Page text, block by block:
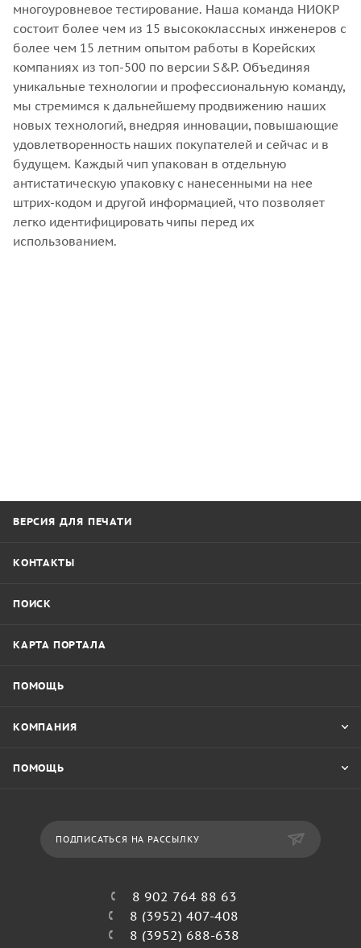
многоуровневое тестирование. Наша команда НИОКР
состоит более чем из 15 высококлассных инженеров с
более чем 15 летним опытом работы в Корейских
компаниях из топ-500 по версии S&P. Объединяя
уникальные технологии и профессиональную команду,
мы стремимся к дальнейшему продвижению наших
новых технологий, внедряя инновации, повышающие
удовлетворенность наших покупателей и сейчас и в
будущем. Каждый чип упакован в отдельную
антистатическую упаковку с нанесенными на нее
штрих-кодом и другой информацией, что позволяет
легко идентифицировать чипы перед их
использованием.
ВЕРСИЯ ДЛЯ ПЕЧАТИ
КОНТАКТЫ
ПОИСК
КАРТА ПОРТАЛА
ПОМОЩЬ
КОМПАНИЯ
ПОМОЩЬ
ПОДПИСАТЬСЯ НА РАССЫЛКУ
8 902 764 88 63
8 (3952) 407-408
8 (3952) 688-638